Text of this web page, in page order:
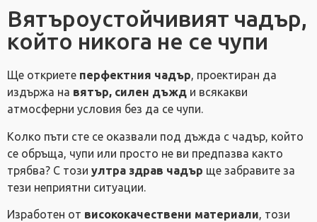
Вятъроустойчивият чадър,
който никога не се чупи
Ще откриете перфектния чадър, проектиран да
издържа на вятър, силен дъжд и всякакви
атмосферни условия без да се чупи.
Колко пъти сте се оказвали под дъжда с чадър, който
се обръща, чупи или просто не ви предпазва както
трябва? С този ултра здрав чадър ще забравите за
тези неприятни ситуации.
Изработен от висококачествени материали, този